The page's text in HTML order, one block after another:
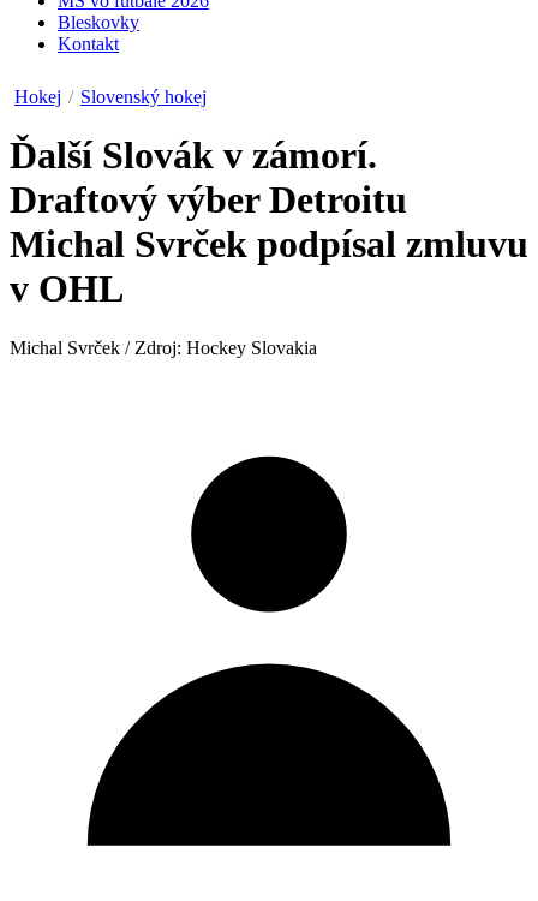
Bleskovky
Kontakt
Hokej / Slovenský hokej
Ďalší Slovák v zámorí.
Draftový výber Detroitu
Michal Svrček podpísal zmluvu
v OHL
Michal Svrček / Zdroj: Hockey Slovakia